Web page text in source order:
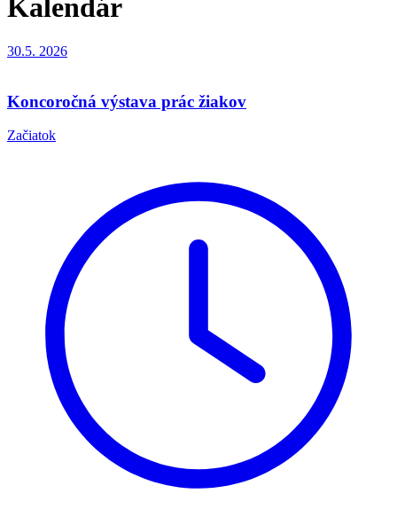
Kalendár
30.5. 2026
Koncoročná výstava prác žiakov
Začiatok